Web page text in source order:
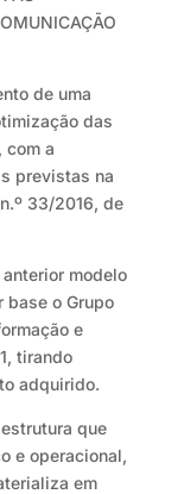
de uma
das
com a
previstas na
33/2016, de
modelo
base o Grupo
e
tirando
adquirido.
que
e operacional,
em